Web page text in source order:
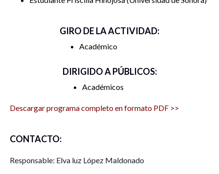
GIRO DE LA ACTIVIDAD:
Académico
DIRIGIDO A PÚBLICOS:
Académicos
Descargar programa completo en formato PDF >>
CONTACTO:
Responsable: Elva luz López Maldonado